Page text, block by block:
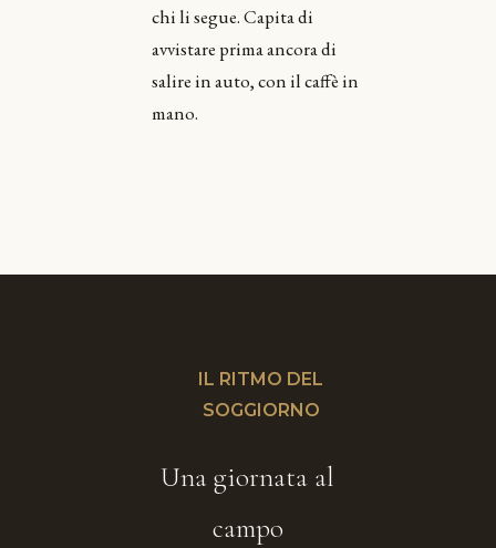
chi li segue. Capita di
avvistare prima ancora di
salire in auto, con il caffè in
mano.
IL RITMO DEL
SOGGIORNO
Una giornata al
campo